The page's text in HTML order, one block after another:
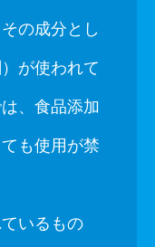
の成分とし
が使われて
、食品添加
も使用が禁
いるもの